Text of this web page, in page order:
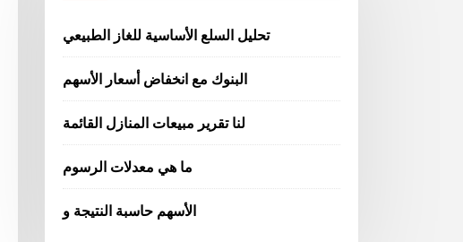
تحليل السلع الأساسية للغاز الطبيعي
البنوك مع انخفاض أسعار الأسهم
لنا تقرير مبيعات المنازل القائمة
ما هي معدلات الرسوم
الأسهم حاسبة النتيجة و